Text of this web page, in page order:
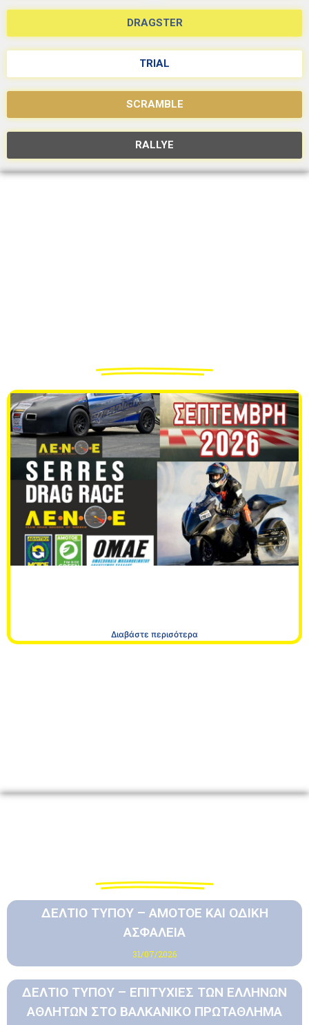
DRAGSTER
TRIAL
SCRAMBLE
RALLYE
Διαβάστε περισότερα
ΔΕΛΤΙΟ ΤΥΠΟΥ – ΑΜΟΤΟΕ ΚΑΙ ΟΔΙΚΗ
ΑΣΦΑΛΕΙΑ
31/07/2026
ΔΕΛΤΙΟ ΤΥΠΟΥ – ΕΠΙΤΥΧΙΕΣ ΤΩΝ ΕΛΛΗΝΩΝ
ΑΘΛΗΤΩΝ ΣΤΟ ΒΑΛΚΑΝΙΚΟ ΠΡΩΤΑΘΛΗΜΑ